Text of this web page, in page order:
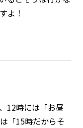
よ！
12時には「お昼
「15時だからそ